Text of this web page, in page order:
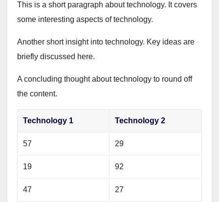
This is a short paragraph about technology. It covers
some interesting aspects of technology.
Another short insight into technology. Key ideas are
briefly discussed here.
A concluding thought about technology to round off
the content.
Technology 1 Technology 2
57 29
19 92
47 27